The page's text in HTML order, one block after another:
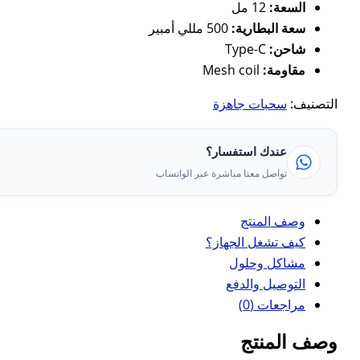
السعة:
سعة البطارية: 500 مللي أمبير
شاحن: Type-C
مقاومة: Mesh coil
التصنيف: سحبات جاهزة
عندك استفسار؟
تواصل معنا مباشرة عبر الواتساب
وصف المنتج
كيف تشغل الجهاز؟
مشاكل وحلول
التوصيل والدفع
مراجعات (0)
وصف المنتج